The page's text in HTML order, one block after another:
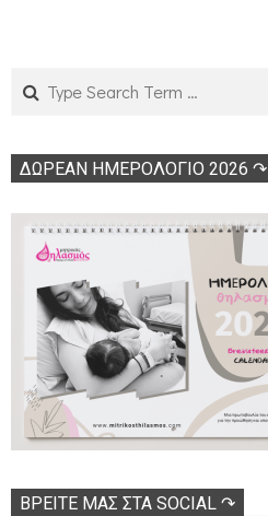
ΔΩΡΕΑΝ ΗΜΕΡΟΛΟΓΙΟ 2026 ↷
ΒΡΕΊΤΕ ΜΑΣ ΣΤΑ SOCIAL ↷